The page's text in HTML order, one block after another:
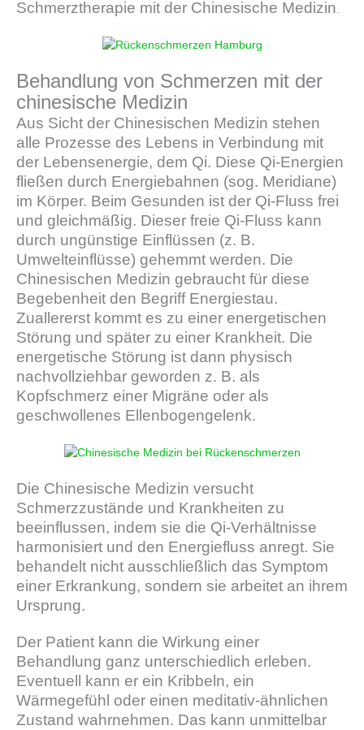
Schmerztherapie mit der Chinesische Medizin.
Behandlung von Schmerzen mit der
chinesische Medizin
Aus Sicht der Chinesischen Medizin stehen
alle Prozesse des Lebens in Verbindung mit
der Lebensenergie, dem Qi. Diese Qi-Energien
fließen durch Energiebahnen (sog. Meridiane)
im Körper. Beim Gesunden ist der Qi-Fluss frei
und gleichmäßig. Dieser freie Qi-Fluss kann
durch ungünstige Einflüssen (z. B.
Umwelteinflüsse) gehemmt werden. Die
Chinesischen Medizin gebraucht für diese
Begebenheit den Begriff Energiestau.
Zuallererst kommt es zu einer energetischen
Störung und später zu einer Krankheit. Die
energetische Störung ist dann physisch
nachvollziehbar geworden z. B. als
Kopfschmerz einer Migräne oder als
geschwollenes Ellenbogengelenk.
Die Chinesische Medizin versucht
Schmerzzustände und Krankheiten zu
beeinflussen, indem sie die Qi-Verhältnisse
harmonisiert und den Energiefluss anregt. Sie
behandelt nicht ausschließlich das Symptom
einer Erkrankung, sondern sie arbeitet an ihrem
Ursprung.
Der Patient kann die Wirkung einer
Behandlung ganz unterschiedlich erleben.
Eventuell kann er ein Kribbeln, ein
Wärmegefühl oder einen meditativ-ähnlichen
Zustand wahrnehmen. Das kann unmittelbar